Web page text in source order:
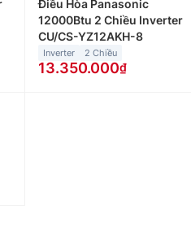
Điều Hòa Panasonic
12000Btu 2 Chiều Inverter
CU/CS-YZ12AKH-8
Inverter 2 Chiều
13.350.000